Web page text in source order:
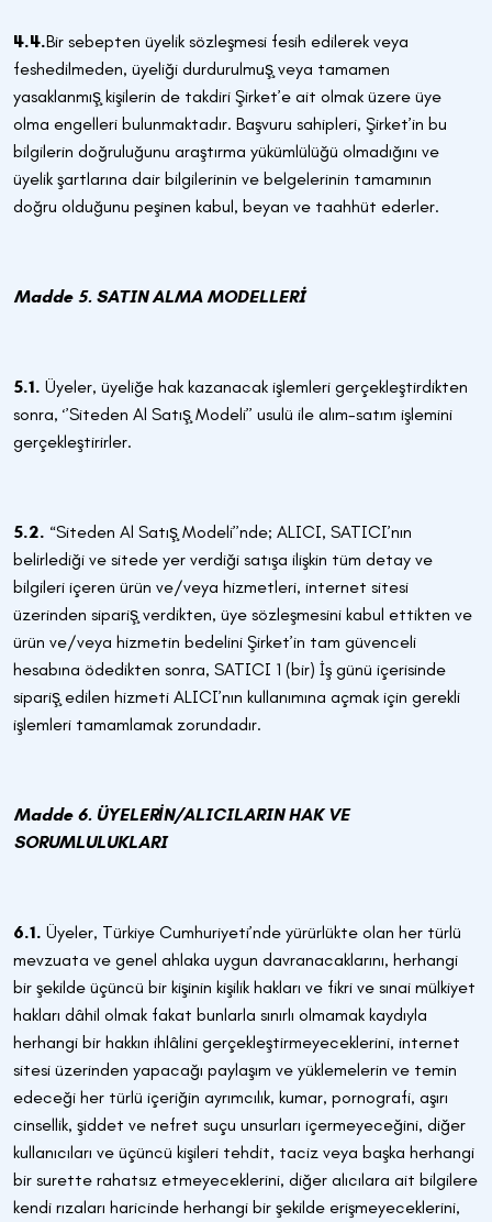
4.4.Bir sebepten üyelik sözleşmesi fesih edilerek veya
feshedilmeden, üyeliği durdurulmuş̧ veya tamamen
yasaklanmış̧ kişilerin de takdiri Şirket’e ait olmak üzere üye
olma engelleri bulunmaktadır. Başvuru sahipleri, Şirket’in bu
bilgilerin doğruluğunu araştırma yükümlülüğü olmadığını ve
üyelik şartlarına dair bilgilerinin ve belgelerinin tamamının
doğru olduğunu peşinen kabul, beyan ve taahhüt ederler.
Madde 5. SATIN ALMA MODELLERİ
5.1. Üyeler, üyeliğe hak kazanacak işlemleri gerçekleştirdikten
sonra, ‘’Siteden Al Satış̧ Modeli’’ usulü ile alım-satım işlemini
gerçekleştirirler.
5.2. “Siteden Al Satış̧ Modeli’’nde; ALICI, SATICI’nın
belirlediği ve sitede yer verdiği satışa ilişkin tüm detay ve
bilgileri içeren ürün ve/veya hizmetleri, internet sitesi
üzerinden sipariş̧ verdikten, üye sözleşmesini kabul ettikten ve
ürün ve/veya hizmetin bedelini Şirket’in tam güvenceli
hesabına ödedikten sonra, SATICI 1 (bir) İş günü içerisinde
sipariş̧ edilen hizmeti ALICI’nın kullanımına açmak için gerekli
işlemleri tamamlamak zorundadır.
Madde 6. ÜYELERİN/ALICILARIN HAK VE
SORUMLULUKLARI
6.1. Üyeler, Türkiye Cumhuriyeti’nde yürürlükte olan her türlü
mevzuata ve genel ahlaka uygun davranacaklarını, herhangi
bir şekilde üçüncü bir kişinin kişilik hakları ve fikri ve sınai mülkiyet
hakları dâhil olmak fakat bunlarla sınırlı olmamak kaydıyla
herhangi bir hakkın ihlâlini gerçekleştirmeyeceklerini, internet
sitesi üzerinden yapacağı paylaşım ve yüklemelerin ve temin
edeceği her türlü içeriğin ayrımcılık, kumar, pornografi, aşırı
cinsellik, şiddet ve nefret suçu unsurları içermeyeceğini, diğer
kullanıcıları ve üçüncü kişileri tehdit, taciz veya başka herhangi
bir surette rahatsız etmeyeceklerini, diğer alıcılara ait bilgilere
kendi rızaları haricinde herhangi bir şekilde erişmeyeceklerini,